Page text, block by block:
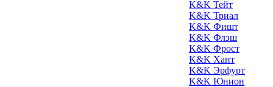
K&K Тейт
K&K Триал
K&K Фишт
K&K Флэш
K&K Фрост
K&K Хант
K&K Эрфурт
K&K Юнион